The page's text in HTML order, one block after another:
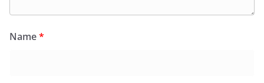
Name*